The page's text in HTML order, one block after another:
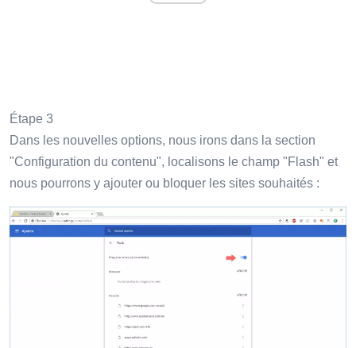
Étape 3
Dans les nouvelles options, nous irons dans la section
"Configuration du contenu", localisons le champ "Flash" et
nous pourrons y ajouter ou bloquer les sites souhaités :